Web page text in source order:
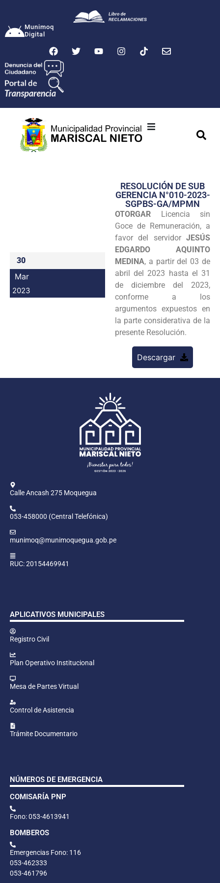
Munimoq
Digital
Transparencia
Seguridad
Programas
Intranet
30
Mar
2023
RESOLUCIÓN DE SUB
GERENCIA N°010-2023-
SGPBS-GA/MPMN
OTORGAR Licencia sin
Goce de Remuneración, a
favor del servidor JESÚS
EDGARDO AQUINTO
MEDINA, a partir del 03 de
abril del 2023 hasta el 31
de diciembre del 2023,
conforme a los
argumentos expuestos en
la parte considerativa de la
presente Resolución.
Descargar
Calle Ancash 275 Moquegua
053-458000 (Central Telefónica)
munimoq@munimoquegua.gob.pe
RUC: 20154469941
APLICATIVOS MUNICIPALES
Registro Civil
Plan Operativo Institucional
Mesa de Partes Virtual
Control de Asistencia
Trámite Documentario
NÚMEROS DE EMERGENCIA
COMISARÍA PNP
Fono: 053-4613941
BOMBEROS
Emergencias Fono: 116
053-462333
053-461796